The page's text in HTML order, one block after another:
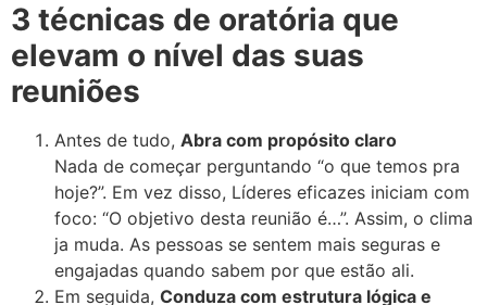
3 técnicas de oratória que
elevam o nível das suas
reuniões
Antes de tudo, Abra com propósito claro
Nada de começar perguntando “o que temos pra
hoje?”. Em vez disso, Líderes eficazes iniciam com
foco: “O objetivo desta reunião é…”. Assim, o clima
ja muda. As pessoas se sentem mais seguras e
engajadas quando sabem por que estão ali.
Em seguida, Conduza com estrutura lógica e